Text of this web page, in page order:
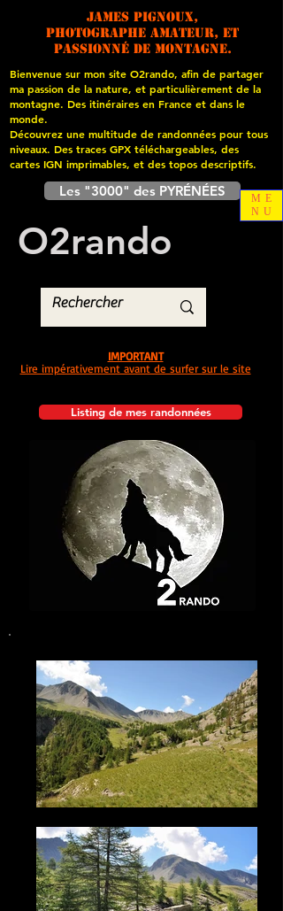
James PIGNOUX,
photographe amateur, et
passionné de montagne.
Bienvenue sur mon site O2rando, afin de partager
ma passion de la nature, et particulièrement de la
montagne. Des itinéraires en France et dans le
monde.
Découvrez une multitude de randonnées pour tous
niveaux. Des traces GPX téléchargeables, des
cartes IGN imprimables, et des topos descriptifs.
Les "3000" des PYRÉNÉES
O2rando
Listing de mes randonnées
IMPORTANT
Lire impérativement avant de surfer sur le site
ME
NU